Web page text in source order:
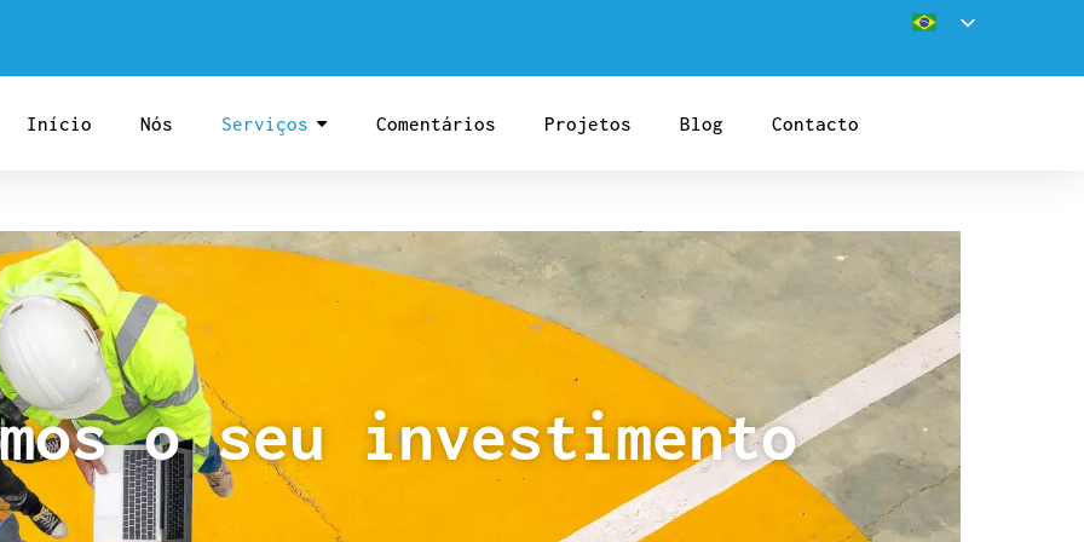
Início Nós Serviços Comentários Projetos Blog Contacto
o seu investimento